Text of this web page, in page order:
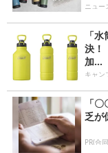
ニュー
「
決！
加...
キャン
「
乏が
PR(合